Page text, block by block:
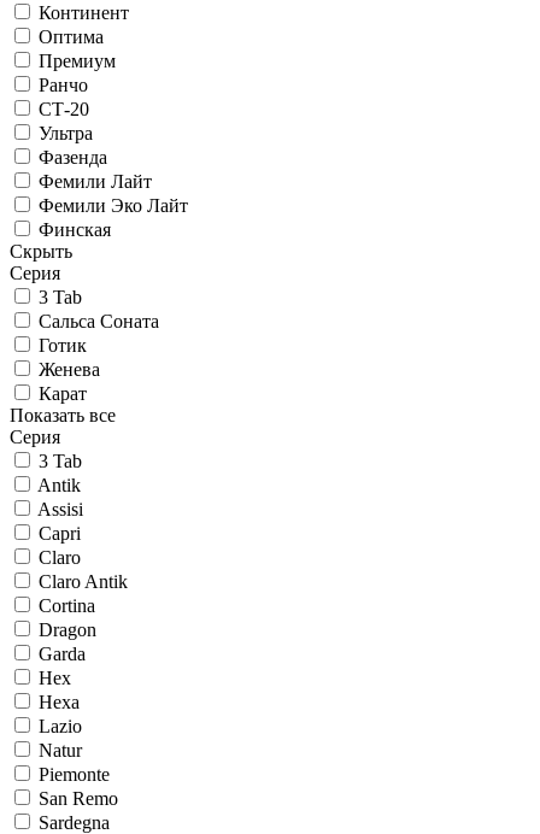
Континент
Оптима
Премиум
Ранчо
СТ-20
Ультра
Фазенда
Фемили Лайт
Фемили Эко Лайт
Финская
Скрыть
Серия
3 Tab
Сальса Соната
Готик
Женева
Карат
Показать все
Серия
3 Tab
Antik
Assisi
Capri
Claro
Claro Antik
Cortina
Dragon
Garda
Hex
Hexa
Lazio
Natur
Piemonte
San Remo
Sardegna